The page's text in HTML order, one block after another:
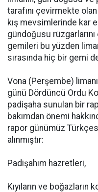
tarafını çevirmekte
kış mevsimlerinde kar
gündoğusu
gemileri bu yüzden
sırasında hiç bir gemi
Vona (Perşembe)
günü Dördüncü Ordu
padişaha sunulan bir
bakımdan önemi
rapor günümüz
alınmıştır:
Padişahım hazretleri,
Kıyıların ve boğazların